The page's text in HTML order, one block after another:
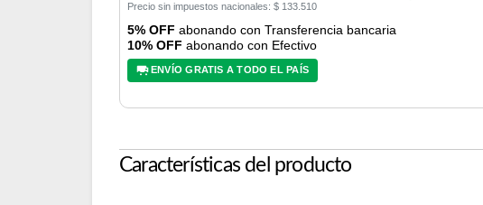
Precio sin impuestos nacionales: $ 133.510
5% OFF abonando con Transferencia bancaria
10% OFF abonando con Efectivo
ENVÍO GRATIS A TODO EL PAÍS
Características del producto